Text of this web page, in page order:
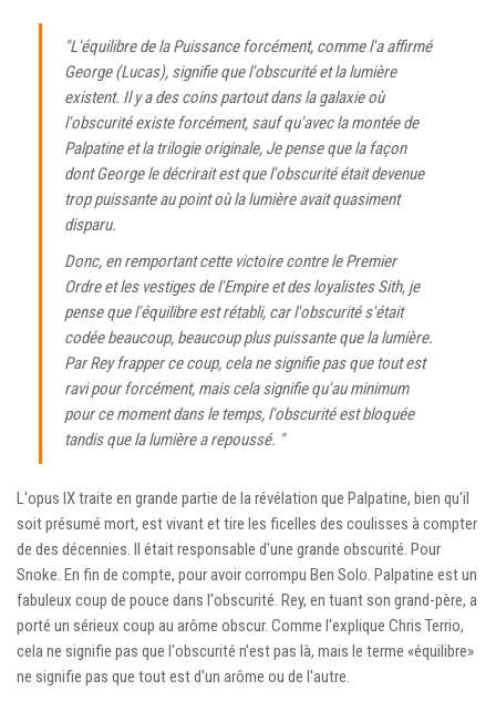
"L'équilibre de la Puissance forcément, comme l'a affirmé
George (Lucas), signifie que l'obscurité et la lumière
existent. Il y a des coins partout dans la galaxie où
l'obscurité existe forcément, sauf qu'avec la montée de
Palpatine et la trilogie originale, Je pense que la façon
dont George le décrirait est que l'obscurité était devenue
trop puissante au point où la lumière avait quasiment
disparu.
Donc, en remportant cette victoire contre le Premier
Ordre et les vestiges de l'Empire et des loyalistes Sith, je
pense que l'équilibre est rétabli, car l'obscurité s'était
codée beaucoup, beaucoup plus puissante que la lumière.
Par Rey frapper ce coup, cela ne signifie pas que tout est
ravi pour forcément, mais cela signifie qu'au minimum
pour ce moment dans le temps, l'obscurité est bloquée
tandis que la lumière a repoussé. "
L'opus IX traite en grande partie de la révélation que Palpatine, bien qu'il
soit présumé mort, est vivant et tire les ficelles des coulisses à compter
de des décennies. Il était responsable d'une grande obscurité. Pour
Snoke. En fin de compte, pour avoir corrompu Ben Solo. Palpatine est un
fabuleux coup de pouce dans l'obscurité. Rey, en tuant son grand-père, a
porté un sérieux coup au arôme obscur. Comme l'explique Chris Terrio,
cela ne signifie pas que l'obscurité n'est pas là, mais le terme «équilibre»
ne signifie pas que tout est d'un arôme ou de l'autre.